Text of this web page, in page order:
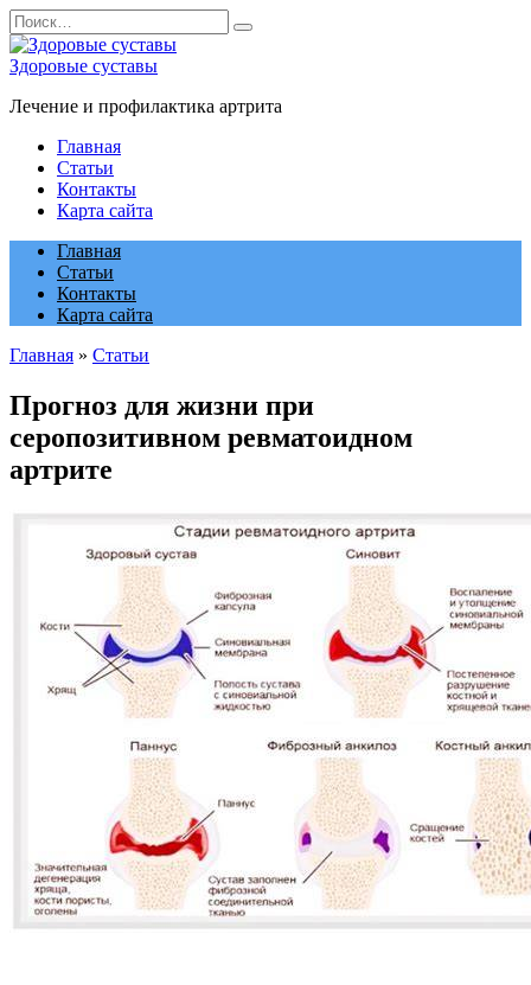
Перейти
к
содержанию
Search
for:
Здоровые суставы
Лечение и профилактика артрита
Главная
Статьи
Контакты
Карта сайта
Главная
Статьи
Контакты
Карта сайта
Главная » Статьи
Прогноз для жизни при
серопозитивном ревматоидном
артрите